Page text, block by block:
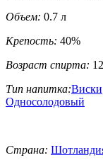
Объем: 0.7 л
Крепость: 40%
Возраст спирта:
Тип напитка:Виски
Односолодовый
Страна: